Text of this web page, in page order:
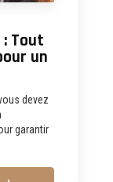
: Tout
un
devez
garantir